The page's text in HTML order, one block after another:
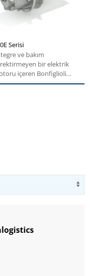
Serisi
ve bakım
bir elektrik
içeren Bonfiglioli
planet redüktörler;